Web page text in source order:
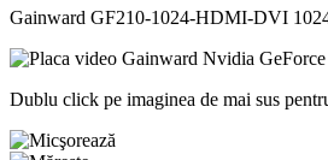
Gainward GF210-1024-HDMI-DVI
Dublu click pe imaginea de mai sus